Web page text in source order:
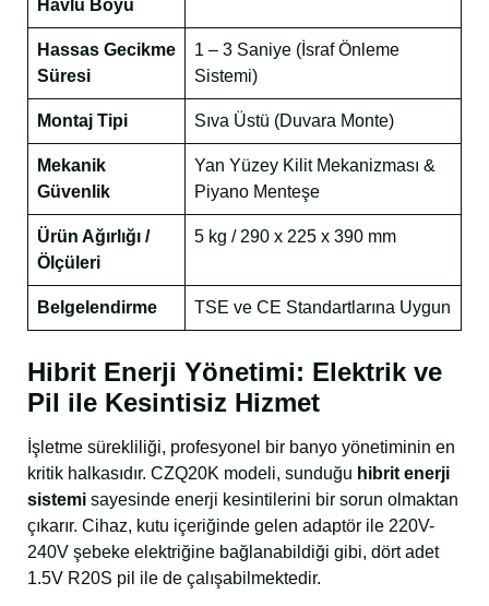
Havlu Boyu
Hassas Gecikme
Süresi
1 – 3 Saniye (İsraf Önleme
Sistemi)
Montaj Tipi Sıva Üstü (Duvara Monte)
Mekanik
Güvenlik
Yan Yüzey Kilit Mekanizması &
Piyano Menteşe
Ürün Ağırlığı /
Ölçüleri
5 kg / 290 x 225 x 390 mm
Belgelendirme TSE ve CE Standartlarına Uygun
Hibrit Enerji Yönetimi: Elektrik ve
Pil ile Kesintisiz Hizmet
İşletme sürekliliği, profesyonel bir banyo yönetiminin en
kritik halkasıdır. CZQ20K modeli, sunduğu hibrit enerji
sistemi sayesinde enerji kesintilerini bir sorun olmaktan
çıkarır. Cihaz, kutu içeriğinde gelen adaptör ile 220V-
240V şebeke elektriğine bağlanabildiği gibi, dört adet
1.5V R20S pil ile de çalışabilmektedir.